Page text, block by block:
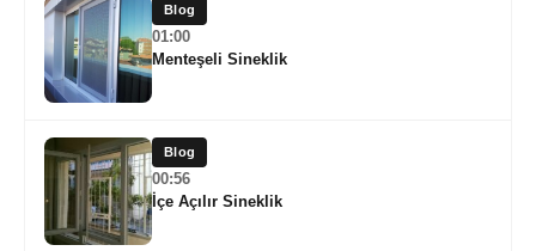
Blog
01:00
Menteşeli Sineklik
Blog
00:56
İçe Açılır Sineklik